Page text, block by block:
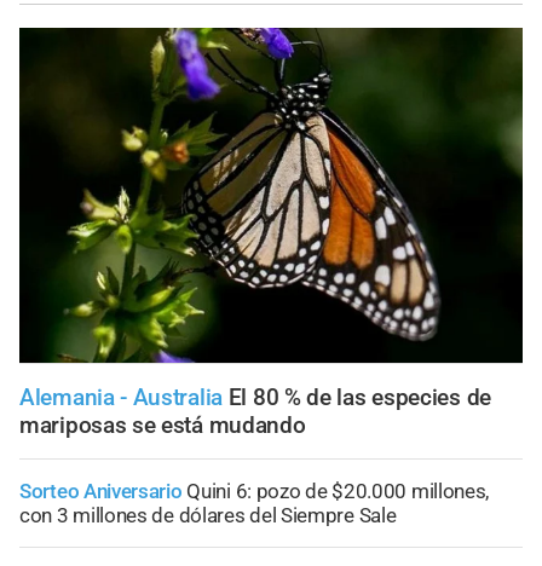
Alemania - Australia El 80 % de las especies de
mariposas se está mudando
Sorteo Aniversario Quini 6: pozo de $20.000 millones,
con 3 millones de dólares del Siempre Sale